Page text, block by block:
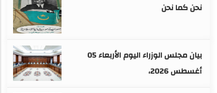
نحن كما نحن
بيان مجلس الوزراء اليوم الأربعاء 05
أغسطس 2026،